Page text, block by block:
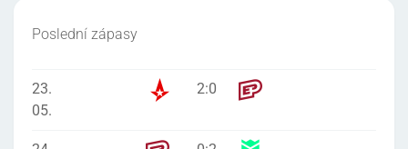
Poslední zápasy
23.
05.
2:0